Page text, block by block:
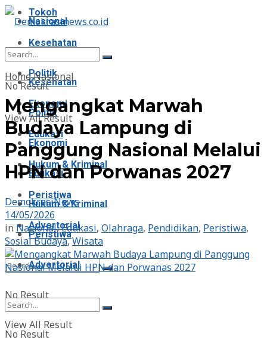
Tokoh
Kesehatan
Politik
Ekonomi
Edukasi
Hukum & Kriminal
Peristiwa
Advertorial
No Result
View All Result
Nasional
Tokoh
Kesehatan
Politik
Ekonomi
Edukasi
Hukum & Kriminal
Peristiwa
Advertorial
No Result
No Result
View All Result
HomeNasional
Mengangkat Marwah
Budaya Lampung di
Panggung Nasional Melalui
HPN dan Porwanas 2027
DemokrasiNews
14/05/2026
in Nasional,Edukasi, Olahraga, Pendidikan, Peristiwa,
Sosial Budaya,Wisata